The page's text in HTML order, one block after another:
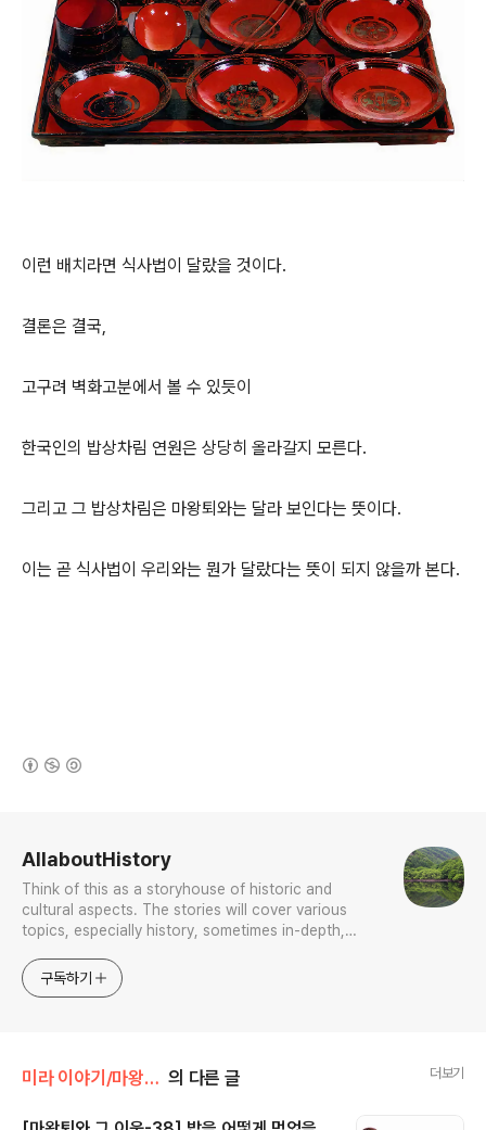
이런 배치라면 식사법이 달랐을 것이다.
결론은 결국,
고구려 벽화고분에서 볼 수 있듯이
한국인의 밥상차림 연원은 상당히 올라갈지 모른다.
그리고 그 밥상차림은 마왕퇴와는 달라 보인다는 뜻이다.
이는 곧 식사법이 우리와는 뭔가 달랐다는 뜻이 되지 않을까 본다.
AllaboutHistory
Think of this as a storyhouse of historic and
cultural aspects. The stories will cover various
topics, especially history, sometimes in-depth,
approach will be to resist any common sense or
generalized viewpoint
구독하기
미라 이야기/마왕퇴와 그 이웃 의 다른 글 더보기